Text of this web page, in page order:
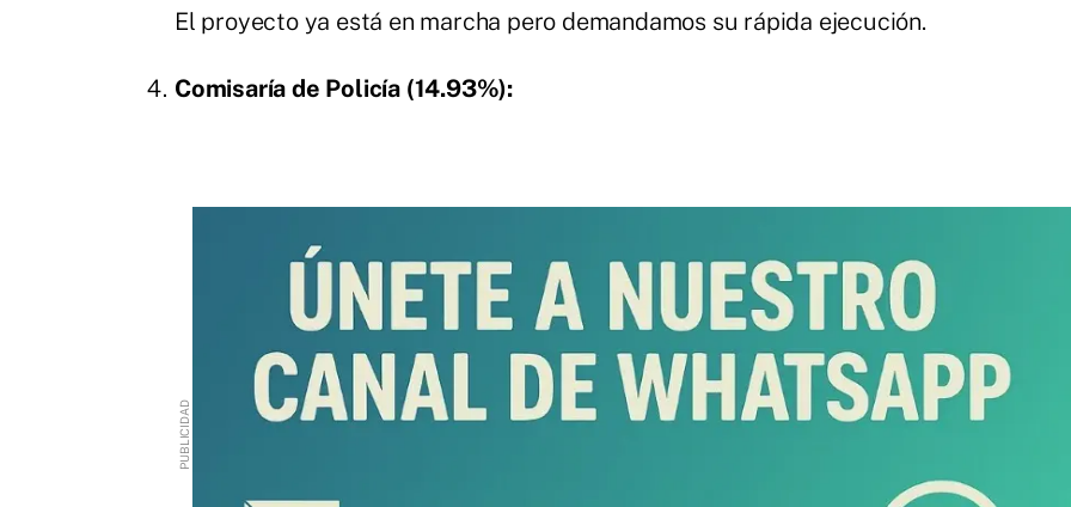
El proyecto ya está en marcha pero demandamos su rápida ejecución.
Comisaría de Policía (14.93%):